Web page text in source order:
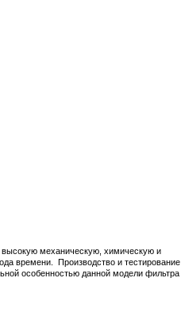
высокую механическую, химическую и
времени. Производство и тестирование
особенностью данной модели фильтра